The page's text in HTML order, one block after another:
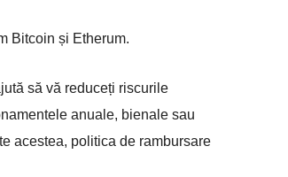
Bitcoin și Etherum.
să vă reduceți riscurile
anuale, bienale sau
acestea, politica de rambursare